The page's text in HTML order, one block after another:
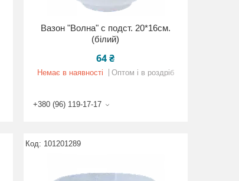
Вазон "Волна" с подст. 20*16см.
(білий)
64 ₴
Немає в наявності Оптом і в роздріб
+380 (96) 119-17-17
101201289